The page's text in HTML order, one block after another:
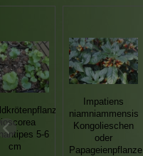
5-6
cm
Impatiens
niamniammensis
Kongolieschen
oder
Papageienpflanze